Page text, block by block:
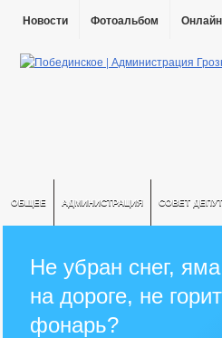
Новости Фотоальбом
ОБЩЕЕ АДМИНИСТРАЦИЯ СОВЕТ
Не убран снег, яма
на дороге, не горит
фонарь?